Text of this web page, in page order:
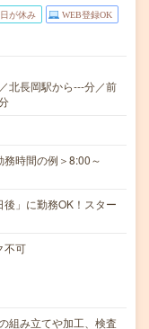
が休み WEB登録OK
北長岡駅から---分／前
時間の例＞8:00～
」に勤務OK！スター
可
組み立てや加工、検査